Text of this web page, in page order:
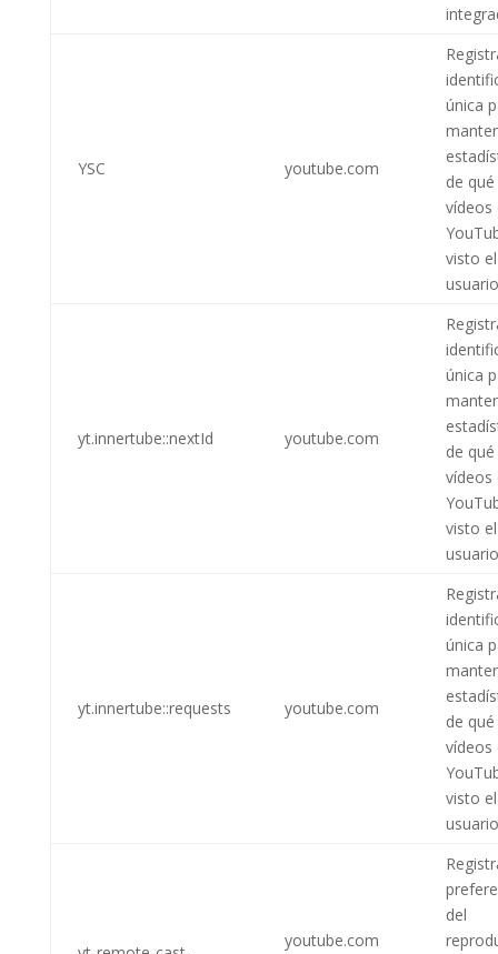
YSC youtube.com
única
de qué
vídeos
visto el
yt.innertube::nextId youtube.com
única
de qué
vídeos
visto el
yt.innertube::requests youtube.com
única
de qué
vídeos
visto el
youtube.com
del